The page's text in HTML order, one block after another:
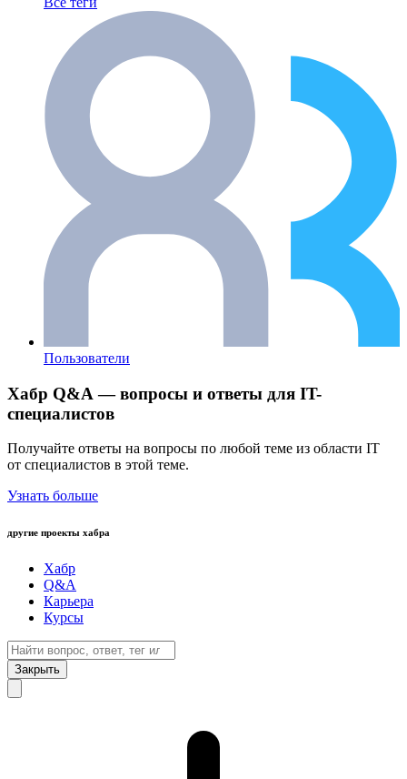
Пользователи
Хабр Q&A — вопросы и ответы для IT-
специалистов
Получайте ответы на вопросы по любой теме из области IT
от специалистов в этой теме.
Узнать больше
другие проекты хабра
Хабр
Q&A
Карьера
Курсы
Закрыть